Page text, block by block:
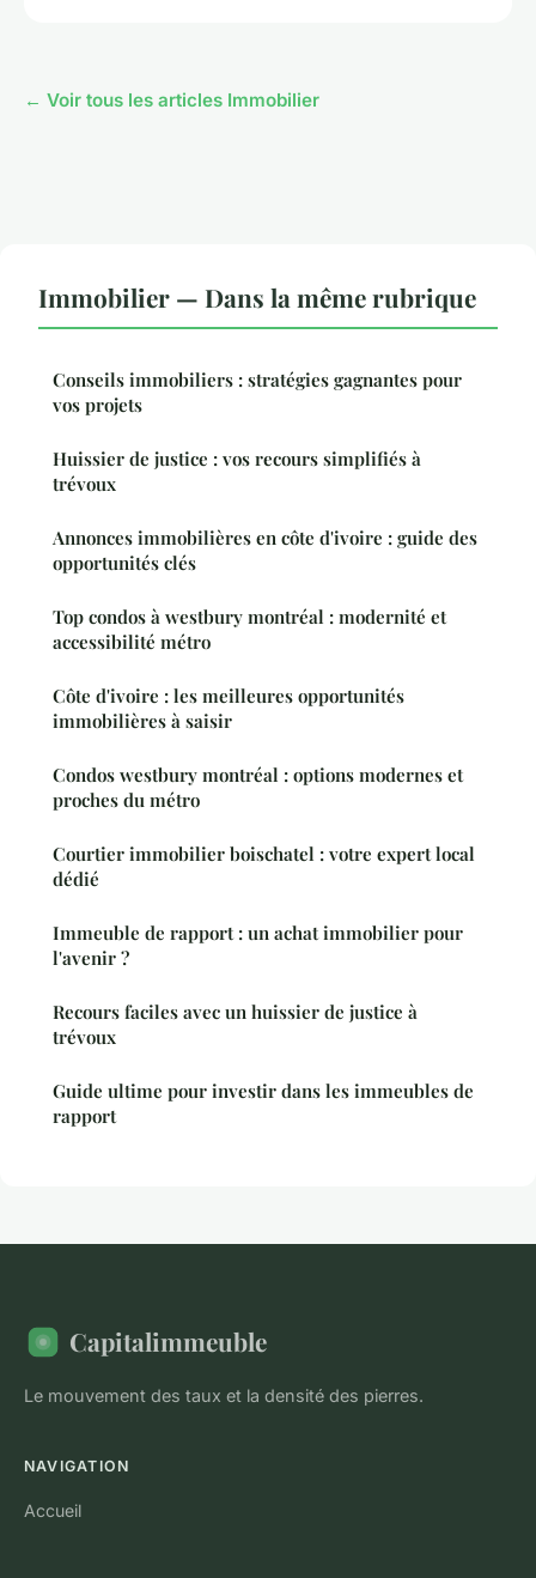
← Voir tous les articles Immobilier
Immobilier — Dans la même rubrique
Conseils immobiliers : stratégies gagnantes pour
vos projets
Huissier de justice : vos recours simplifiés à
trévoux
Annonces immobilières en côte d'ivoire : guide des
opportunités clés
Top condos à westbury montréal : modernité et
accessibilité métro
Côte d'ivoire : les meilleures opportunités
immobilières à saisir
Condos westbury montréal : options modernes et
proches du métro
Courtier immobilier boischatel : votre expert local
dédié
Immeuble de rapport : un achat immobilier pour
l'avenir ?
Recours faciles avec un huissier de justice à
trévoux
Guide ultime pour investir dans les immeubles de
rapport
Capitalimmeuble
Le mouvement des taux et la densité des pierres.
NAVIGATION
Accueil